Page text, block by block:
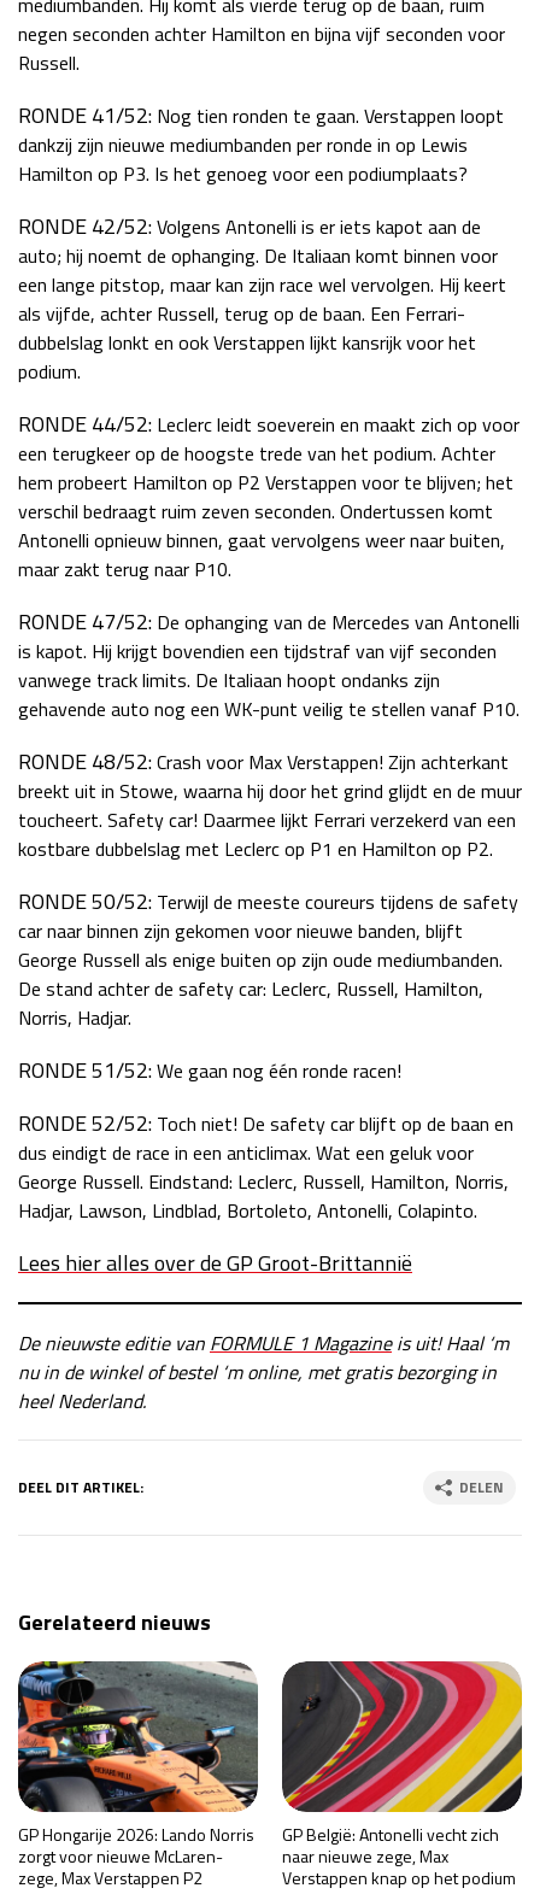
negen seconden achter Hamilton en bijna vijf seconden voor
Russell.
RONDE 41/52: Nog tien ronden te gaan. Verstappen loopt
dankzij zijn nieuwe mediumbanden per ronde in op Lewis
Hamilton op P3. Is het genoeg voor een podiumplaats?
RONDE 42/52:Volgens Antonelli is er iets kapot aan de
auto; hij noemt de ophanging. De Italiaan komt binnen voor
een lange pitstop, maar kan zijn race wel vervolgen. Hij keert
als vijfde, achter Russell, terug op de baan. Een Ferrari-
dubbelslag lonkt en ook Verstappen lijkt kansrijk voor het
podium.
RONDE 44/52: Leclerc leidt soeverein en maakt zich op voor
een terugkeer op de hoogste trede van het podium. Achter
hem probeert Hamilton op P2 Verstappen voor te blijven; het
verschil bedraagt ruim zeven seconden. Ondertussen komt
Antonelli opnieuw binnen, gaat vervolgens weer naar buiten,
maar zakt terug naar P10.
RONDE 47/52: De ophanging van de Mercedes van Antonelli
is kapot. Hij krijgt bovendien een tijdstraf van vijf seconden
vanwege track limits. De Italiaan hoopt ondanks zijn
gehavende auto nog een WK-punt veilig te stellen vanaf P10.
RONDE 48/52:Crash voor Max Verstappen! Zijn achterkant
breekt uit in Stowe, waarna hij door het grind glijdt en de muur
toucheert. Safety car! Daarmee lijkt Ferrari verzekerd van een
kostbare dubbelslag met Leclerc op P1 en Hamilton op P2.
RONDE 50/52: Terwijl de meeste coureurs tijdens de safety
car naar binnen zijn gekomen voor nieuwe banden, blijft
George Russell als enige buiten op zijn oude mediumbanden.
De stand achter de safety car: Leclerc, Russell, Hamilton,
Norris, Hadjar.
RONDE 51/52:We gaan nog één ronde racen!
RONDE 52/52: Toch niet! De safety car blijft op de baan en
dus eindigt de race in een anticlimax. Wat een geluk voor
George Russell. Eindstand: Leclerc, Russell, Hamilton, Norris,
Hadjar, Lawson, Lindblad, Bortoleto, Antonelli, Colapinto.
Lees hier alles over de GP Groot-Brittannië
De nieuwste editie van FORMULE 1 Magazineis uit! Haal ‘m
nu in de winkel of bestel ‘m online, met gratis bezorging in
heel Nederland.
DEEL DIT ARTIKEL: DELEN
Gerelateerd nieuws
GP Hongarije 2026: Lando Norris
zorgt voor nieuwe McLaren-
zege, Max Verstappen P2
GP België: Antonelli vecht zich
naar nieuwe zege, Max
Verstappen knap op het podium